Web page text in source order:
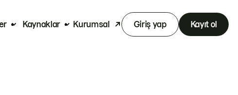
Kaynaklar Kurumsal Giriş yap Kayıt ol